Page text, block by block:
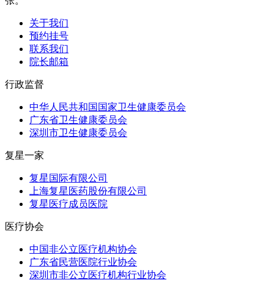
关于我们
预约挂号
联系我们
院长邮箱
行政监督
中华人民共和国国家卫生健康委员会
广东省卫生健康委员会
深圳市卫生健康委员会
复星一家
复星国际有限公司
上海复星医药股份有限公司
复星医疗成员医院
医疗协会
中国非公立医疗机构协会
广东省民营医院行业协会
深圳市非公立医疗机构行业协会